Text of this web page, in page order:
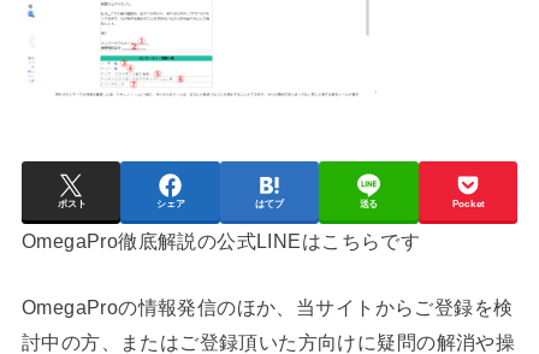
ポスト シェア はてブ 送る Pocket
OmegaPro徹底解説の公式LINEはこちらです
OmegaProの情報発信のほか、当サイトからご登録を検
討中の方、またはご登録頂いた方向けに疑問の解消や操